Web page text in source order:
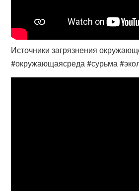
Источники загрязнения
#окружающаясреда #сурьма